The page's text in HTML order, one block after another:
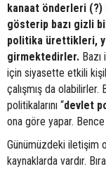
kanaat önderleri
gösterip bazı gizli
politika ürettikleri,
girmektedirler.
için siyasette etkili
çalışmış da
politikalarını “devlet
ona göre yapar.
Günümüzdeki iletişim
kaynaklarda vardır.